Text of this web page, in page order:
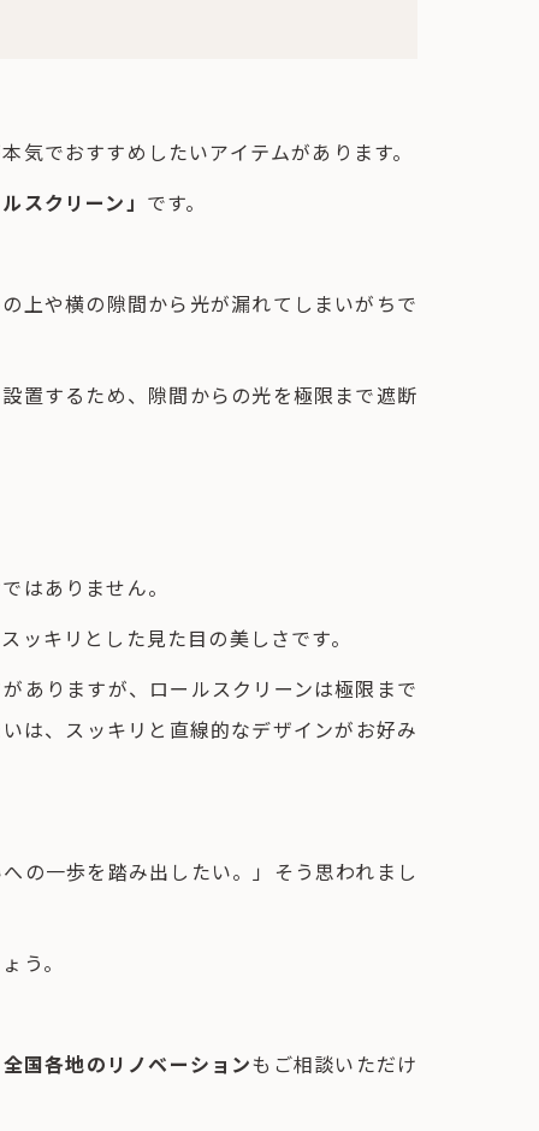
気でおすすめしたいアイテムがあります。
スクリーン」 です。
上や横の隙間から光が漏れてしまいがちで
置するため、隙間からの光を極限まで遮断
はありません。
ッキリとした見た目の美しさです。
ありますが、ロールスクリーンは極限まで
は、スッキリと直線的なデザインがお好み
の一歩を踏み出したい。」そう思われまし
う。
全国各地のリノベーションもご相談いただけ